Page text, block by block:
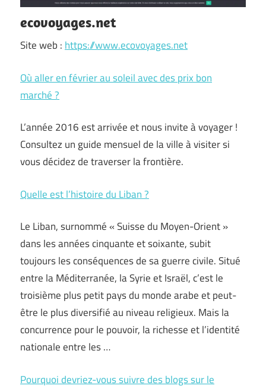
ecovoyages.net
Site web :https://www.ecovoyages.net
Où aller en février au soleil avec des prix bon
marché ?
L’année 2016 est arrivée et nous invite à voyager !
Consultez un guide mensuel de la ville à visiter si
vous décidez de traverser la frontière.
Quelle est l’histoire du Liban ?
Le Liban, surnommé « Suisse du Moyen-Orient »
dans les années cinquante et soixante, subit
toujours les conséquences de sa guerre civile. Situé
entre la Méditerranée, la Syrie et Israël, c’est le
troisième plus petit pays du monde arabe et peut-
être le plus diversifié au niveau religieux. Mais la
concurrence pour le pouvoir, la richesse et l’identité
nationale entre les …
Pourquoi devriez-vous suivre des blogs sur le